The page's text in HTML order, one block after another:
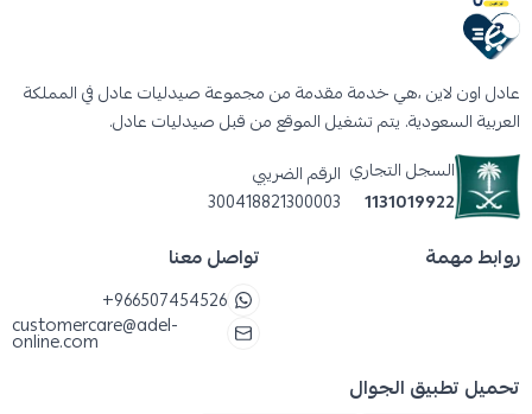
عادل اون لاين ،هي خدمة مقدمة من مجموعة صيدليات عادل في المملكة
العربية السعودية. يتم تشغيل الموقع من قبل صيدليات عادل.
السجل التجاري
1131019922
الرقم الضريبي
300418821300003
روابط مهمة تواصل معنا
+966507454526
customercare@adel-
online.com
تحميل تطبيق الجوال